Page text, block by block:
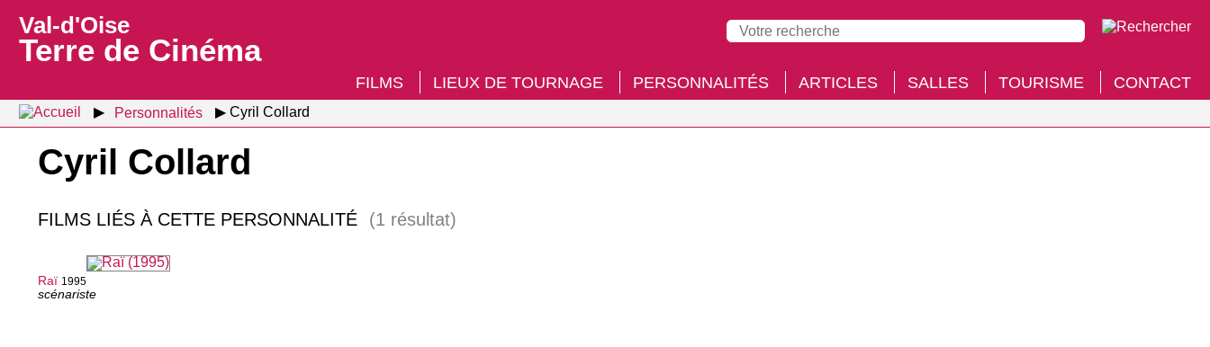
Val-d'Oise
Terre de Cinéma
FILMS LIEUX DE TOURNAGE PERSONNALITÉS ARTICLES SALLES TOURISME CONTACT
Personnalités Cyril Collard
Cyril Collard
FILMS LIÉS À CETTE PERSONNALITÉ (1 résultat)
Raï 1995
scénariste